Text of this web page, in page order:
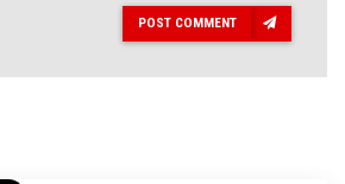
POST COMMENT